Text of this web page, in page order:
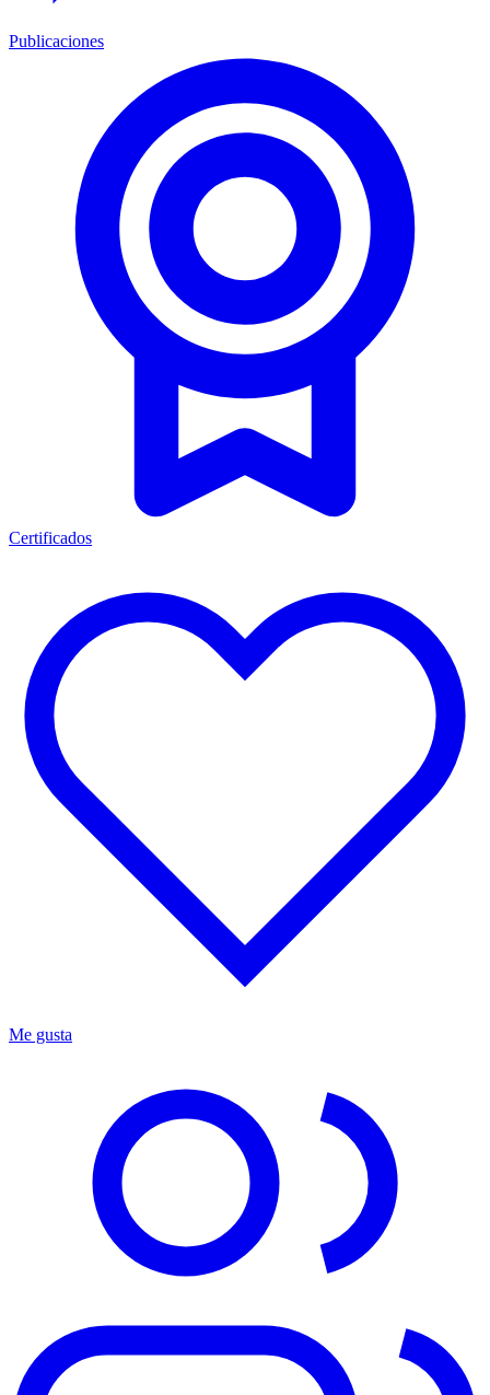
Publicaciones
Certificados
Me gusta